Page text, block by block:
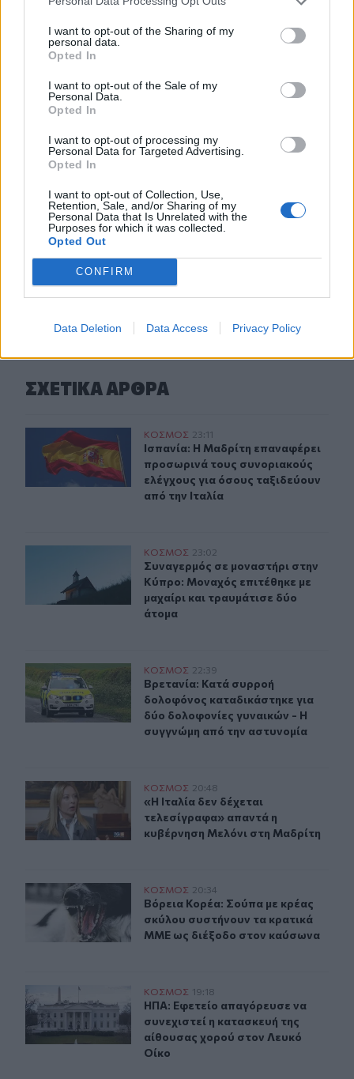
I want to opt-out of the Sharing of my
personal data.
Opted In
I want to opt-out of the Sale of my
Personal Data.
Opted In
I want to opt-out of processing my
Personal Data for Targeted Advertising.
Opted In
I want to opt-out of Collection, Use,
Retention, Sale, and/or Sharing of my
Personal Data that Is Unrelated with the
Purposes for which it was collected.
Opted Out
CONFIRM
Data Deletion Data Access Privacy Policy
«Η Ιταλία δεν δέχεται τελεσίγραφα» απαντά η
κυβέρνηση Μελόνι στη Μαδρίτη
20:38
Όμιλος ΔΕΗ: Νέα συμφωνία για χαρτοφυλάκιο έργων ΑΠΕ
άνω των 2 GW σε Πολωνία και Ουγγαρία
20:37
Σε ρυθμούς Σούπερ Καπ στον ΟΦΗ
20:34
Βόρεια Κορέα: Σούπα με κρέας σκύλου συστήνουν τα
κρατικά ΜΜΕ ως διέξοδο στον καύσωνα
ΠΕΡΙΣΣΟΤΕΡΑ
ΣΧΕΤΙΚA AΡΘΡΑ
Ισπανία: Η Μαδρίτη επαναφέρει προσωρινά τους
ΚΟΣΜΟΣ 23:11
Ισπανία: Η Μαδρίτη επαναφέρει
Ισπανία: Η Μαδρίτη επαναφέρει
προσωρινά τους συνοριακούς
ελέγχους για όσους ταξιδεύουν
από την Ιταλία
Συναγερμός σε μοναστήρι στην Κύπρο: Μοναχός
ΚΟΣΜΟΣ 23:02
Συναγερμός σε μοναστήρι στην
Συναγερμός σε μοναστήρι στην
Κύπρο: Μοναχός επιτέθηκε με
μαχαίρι και τραυμάτισε δύο
άτομα
Βρετανία: Κατά συρροή δολοφόνος καταδικάστηκε
ΚΟΣΜΟΣ 22:39
Βρετανία: Κατά συρροή
Βρετανία: Κατά συρροή
δολοφόνος καταδικάστηκε για
δύο δολοφονίες γυναικών - Η
συγγνώμη από την αστυνομία
«Η Ιταλία δεν δέχεται τελεσίγραφα» απαντά η
ΚΟΣΜΟΣ 20:48
«Η Ιταλία δεν δέχεται
«Η Ιταλία δεν δέχεται
τελεσίγραφα» απαντά η
κυβέρνηση Μελόνι στη Μαδρίτη
Βόρεια Κορέα: Σούπα με κρέας σκύλου συστήνουν τα
ΚΟΣΜΟΣ 20:34
Βόρεια Κορέα: Σούπα με κρέας
Βόρεια Κορέα: Σούπα με κρέας
σκύλου συστήνουν τα κρατικά
ΜΜΕ ως διέξοδο στον καύσωνα
ΗΠΑ: Εφετείο απαγόρευσε να συνεχιστεί η κατασκευή
ΚΟΣΜΟΣ 19:18
ΗΠΑ: Εφετείο απαγόρευσε να
ΗΠΑ: Εφετείο απαγόρευσε να
συνεχιστεί η κατασκευή της
αίθουσας χορού στον Λευκό
Οίκο